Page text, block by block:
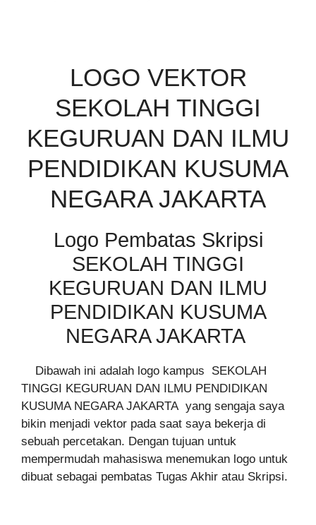
LOGO VEKTOR
SEKOLAH TINGGI
KEGURUAN DAN ILMU
PENDIDIKAN KUSUMA
NEGARA JAKARTA
Logo Pembatas Skripsi
SEKOLAH TINGGI
KEGURUAN DAN ILMU
PENDIDIKAN KUSUMA
NEGARA JAKARTA
Dibawah ini adalah logo kampus SEKOLAH
TINGGI KEGURUAN DAN ILMU PENDIDIKAN
KUSUMA NEGARA JAKARTA yang sengaja saya
bikin menjadi vektor pada saat saya bekerja di
sebuah percetakan. Dengan tujuan untuk
mempermudah mahasiswa menemukan logo untuk
dibuat sebagai pembatas Tugas Akhir atau Skripsi.